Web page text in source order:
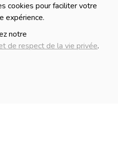
cookies pour faciliter votre
expérience.
notre
de respect de la vie privée.
et de respect de la vie